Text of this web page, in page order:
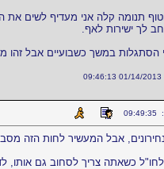
תנומה קלה אני מעדיף לשים את
לך ישירות לאף.
הסתגלות במשך כשבועיים אבל זהו
אבל המעשיר לחות הזה
לחו"ל כשאתה צריך לסחוב גם אותו,